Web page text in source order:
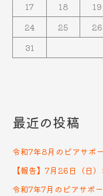
17
18 19
24
25 26
31
最近の投稿
令和7年8月のピアサポ
【報告】7月26日（日
令和7年7月のピアサポ